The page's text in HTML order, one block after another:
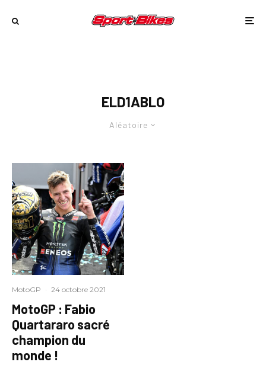
ELD1ABLO
Aléatoire
MotoGP · 24 octobre 2021
MotoGP : Fabio
Quartararo sacré
champion du
monde !